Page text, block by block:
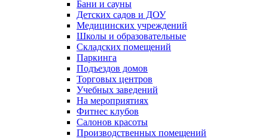
Бани и сауны
Детских садов и ДОУ
Медицинских учреждений
Школы и образовательные
Складских помещений
Паркинга
Подъездов домов
Торговых центров
Учебных заведений
На мероприятиях
Фитнес клубов
Салонов красоты
Производственных помещений